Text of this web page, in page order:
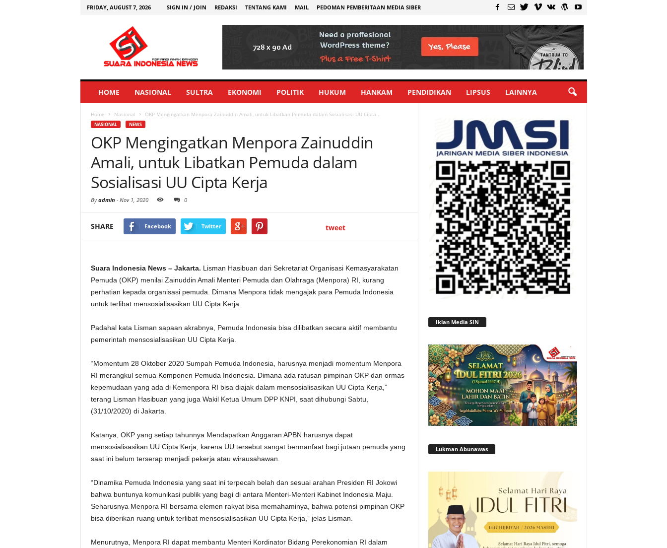
FRIDAY, AUGUST 7, 2026 SIGN IN / JOIN REDAKSI TENTANG KAMI MAIL PEDOMAN PEMBERITAAN MEDIA SIBER
HOME NASIONAL SULTRA EKONOMI POLITIK HUKUM HANKAM PENDIDIKAN LIPSUS LAINNYA
Home Nasional OKP Mengingatkan Menpora Zainuddin Amali, untuk Libatkan Pemuda dalam Sosialisasi UU Cipta...
NASIONAL NEWS
OKP Mengingatkan Menpora Zainuddin
Amali, untuk Libatkan Pemuda dalam
Sosialisasi UU Cipta Kerja
Byadmin - Nov 1, 2020 0
SHARE Facebook Twitter tweet
Suara Indonesia News – Jakarta. Lisman Hasibuan dari Sekretariat Organisasi Kemasyarakatan
Pemuda (OKP) menilai Zainuddin Amali Menteri Pemuda dan Olahraga (Menpora) RI, kurang
perhatian kepada organisasi pemuda. Dimana Menpora tidak mengajak para Pemuda Indonesia
untuk terlibat mensosialisasikan UU Cipta Kerja.
Padahal kata Lisman sapaan akrabnya, Pemuda Indonesia bisa dilibatkan secara aktif membantu
pemerintah mensosialisasikan UU Cipta Kerja.
“Momentum 28 Oktober 2020 Sumpah Pemuda Indonesia, harusnya menjadi momentum Menpora
RI merangkul semua Komponen Pemuda Indonesia. Dimana ada ratusan pimpinan OKP dan ormas
kepemudaan yang ada di Kemenpora RI bisa diajak dalam mensosialisasikan UU Cipta Kerja,”
terang Lisman Hasibuan yang juga Wakil Ketua Umum DPP KNPI, saat dihubungi Sabtu,
(31/10/2020) di Jakarta.
Katanya, OKP yang setiap tahunnya Mendapatkan Anggaran APBN harusnya dapat
mensosialisasikan UU Cipta Kerja, karena UU tersebut sangat bermanfaat bagi jutaan pemuda yang
saat ini belum terserap menjadi pekerja atau wirausahawan.
“Dinamika Pemuda Indonesia yang saat ini terpecah belah dan sesuai arahan Presiden RI Jokowi
bahwa buntunya komunikasi publik yang bagi di antara Menteri-Menteri Kabinet Indonesia Maju.
Seharusnya Menpora RI bersama elemen rakyat bisa memahaminya, bahwa potensi pimpinan OKP
bisa diberikan ruang untuk terlibat mensosialisasikan UU Cipta Kerja,” jelas Lisman.
Menurutnya, Menpora RI dapat membantu Menteri Kordinator Bidang Perekonomian RI dalam
Iklan Media SIN
Lukman Abunawas